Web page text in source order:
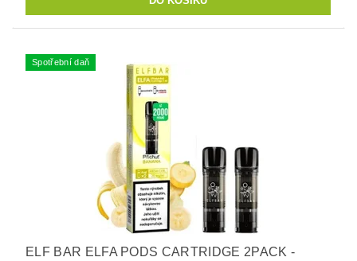
Spotřební daň
ELF BAR ELFA PODS CARTRIDGE 2PACK -